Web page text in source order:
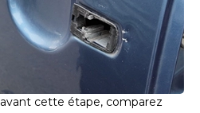
avant cette étape, comparez